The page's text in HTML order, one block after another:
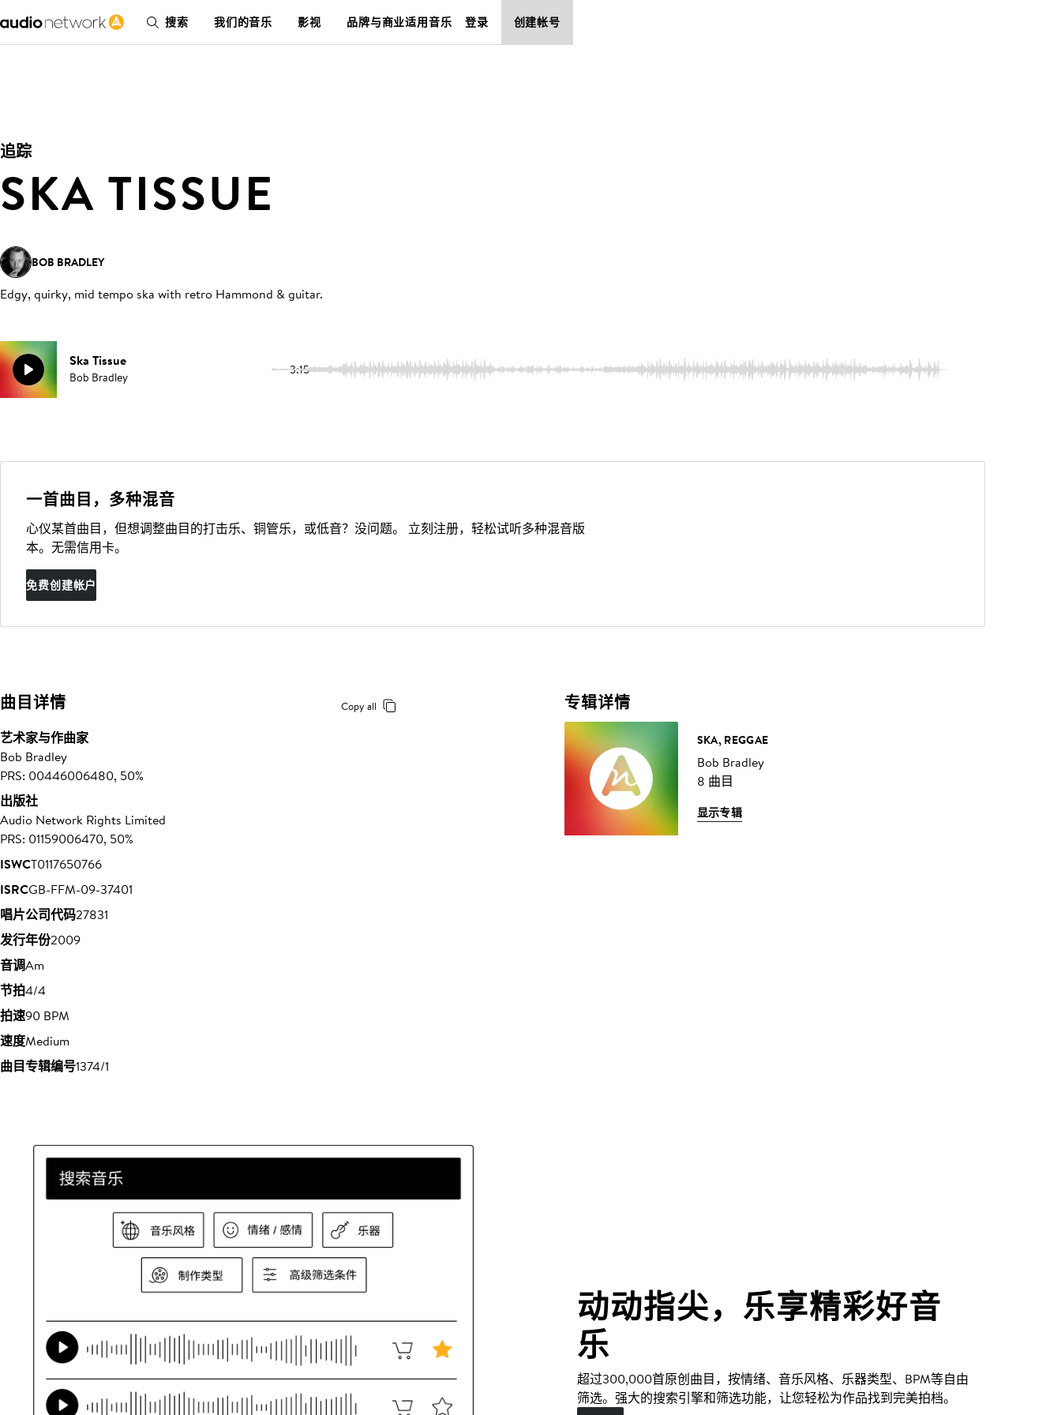
搜索 我们的音乐 影视 品牌与商业适用音乐 登录 创建帐号
追踪
SKA TISSUE
BOB BRADLEY
Edgy, quirky, mid tempo ska with retro Hammond & guitar.
Ska Tissue
Bob Bradley 3:15
一首曲目，多种混音
心仪某首曲目，但想调整曲目的打击乐、铜管乐，或低音？没问题。 立刻注册，轻松试听多种混音版
本。无需信用卡。
免费创建帐户
曲目详情 Copy all
艺术家与作曲家
Bob Bradley
PRS: 00446006480, 50%
出版社
Audio Network Rights Limited
PRS: 01159006470, 50%
ISWCT0117650766
ISRCGB-FFM-09-37401
唱片公司代码27831
发行年份2009
音调Am
节拍4/4
拍速90 BPM
速度Medium
曲目专辑编号1374/1
专辑详情
SKA, REGGAE
Bob Bradley
8 曲目
显示专辑
动动指尖，乐享精彩好音
乐
超过300,000首原创曲目，按情绪、音乐风格、乐器类型、BPM等自由
筛选。强大的搜索引擎和筛选功能，让您轻松为作品找到完美拍档。